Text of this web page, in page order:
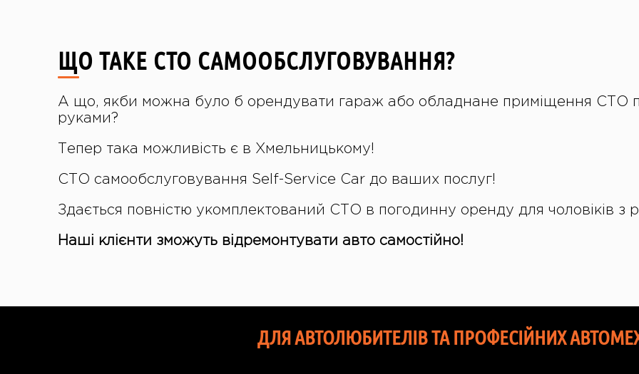
ЩО ТАКЕ СТО САМООБСЛУГОВУВАННЯ?
А що, якби можна було б орендувати гараж або обладнане приміщення СТО
руками?
Тепер така можливість є в Хмельницькому!
СТО самообслуговування Self-Service Car до ваших послуг!
Здається повністю укомплектований СТО в погодинну оренду для чоловіків з
Наші клієнти зможуть відремонтувати авто самостійно!
ДЛЯ АВТОЛЮБИТЕЛІВ ТА ПРОФЕСІЙНИХ